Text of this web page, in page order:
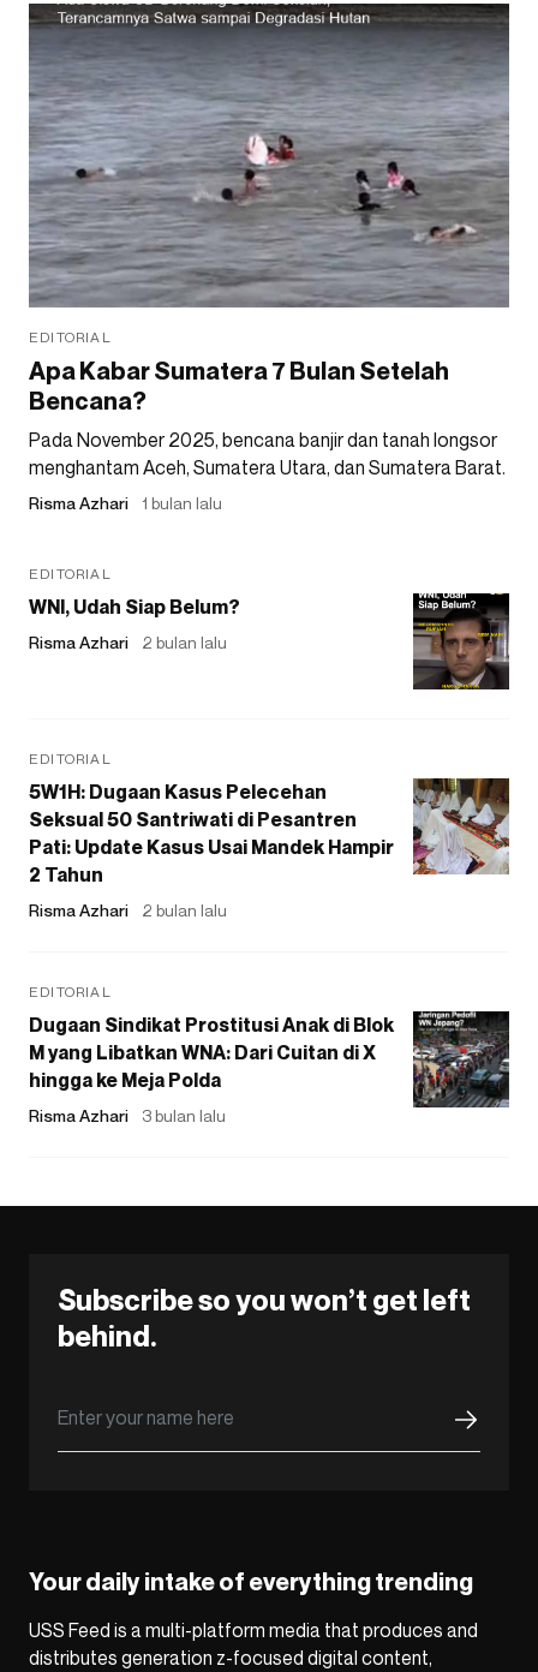
EDITORIAL
Apa Kabar Sumatera 7 Bulan Setelah
Bencana?
Pada November 2025, bencana banjir dan tanah longsor
menghantam Aceh, Sumatera Utara, dan Sumatera Barat.
Risma Azhari 1 bulan lalu
EDITORIAL
WNI, Udah Siap Belum?
Risma Azhari 2 bulan lalu
EDITORIAL
5W1H: Dugaan Kasus Pelecehan
Seksual 50 Santriwati di Pesantren
Pati: Update Kasus Usai Mandek Hampir
2 Tahun
Risma Azhari 2 bulan lalu
EDITORIAL
Dugaan Sindikat Prostitusi Anak di Blok
M yang Libatkan WNA: Dari Cuitan di X
hingga ke Meja Polda
Risma Azhari 3 bulan lalu
Subscribe so you won’t get left
behind.
Your daily intake of everything trending
USS Feed is a multi-platform media that produces and
distributes generation z-focused digital content,